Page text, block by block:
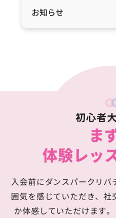
お知らせ
初心者
ま
体験レッ
入会前にダンスパークリ
囲気を感じていただき、社
か体感していただけます。